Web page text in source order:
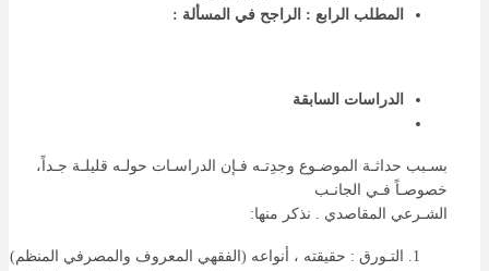
المطلب الرابع : الراجح في المسألة :
الدراسات السابقة
بسـبب حداثـة الموضـوع وجدِتـه فـإن الدراسـات حولـه قليلـة جـداً،
خصوصـاً فـي الجانـب
الشـرعي المقاصدي . نذكر منها:
التـورق : حقيقته ، أنواعه (الفقهي المعروف والمصرفي المنظم)